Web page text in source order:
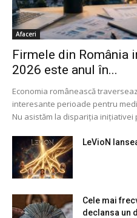
Afaceri
Firmele din România
2026 este anul în...
Economia românească
interesante perioade pentru
Nu asistăm la dispariția inițiativei
LeVioN
Cele mai
declansa un